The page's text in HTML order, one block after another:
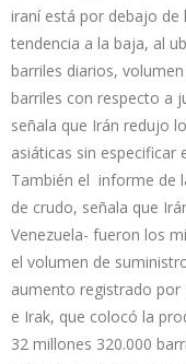
iraní está por debajo de
tendencia a la baja, al
barriles diarios,
barriles con respecto a
señala que Irán redujo
asiáticas sin especificar
También el informe de
de crudo, señala que
Venezuela- fueron los
el volumen de
aumento registrado por
e Irak, que colocó la
32 millones 320.000